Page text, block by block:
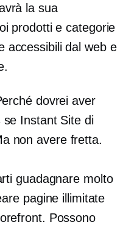
la sua
prodotti e categorie
accessibili dal web e
dovrei aver
se Instant Site di
non avere fretta.
guadagnare molto
pagine illimitate
Possono